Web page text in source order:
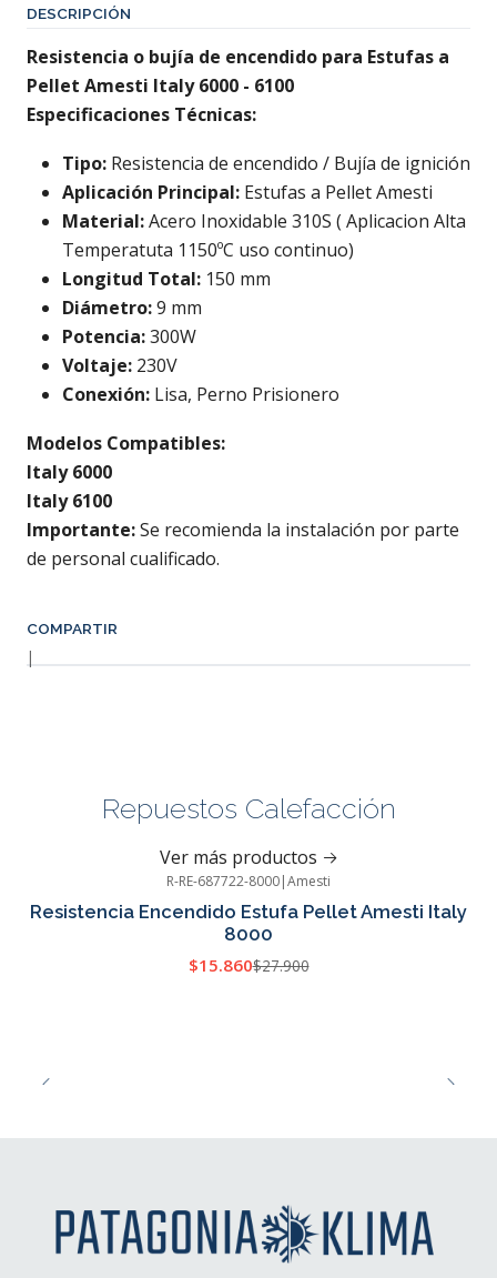
DESCRIPCIÓN
Resistencia o bujía de encendido para Estufas a
Pellet Amesti Italy 6000 - 6100
Especificaciones Técnicas:
Tipo: Resistencia de encendido / Bujía de ignición
Aplicación Principal: Estufas a Pellet Amesti
Material:Acero Inoxidable 310S ( Aplicacion Alta
Temperatuta 1150ºC uso continuo)
Longitud Total: 150 mm
Diámetro:9 mm
Potencia:300W
Voltaje: 230V
Conexión: Lisa, Perno Prisionero
Modelos Compatibles:
Italy 6000
Italy 6100
Importante:Se recomienda la instalación por parte
de personal cualificado.
COMPARTIR
|
Repuestos Calefacción
Ver más productos
-43%
OFF
R-RE-687722-8000|Amesti
Resistencia Encendido Estufa Pellet Amesti Italy
8000
$15.860$27.900